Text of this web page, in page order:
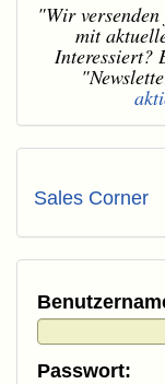
"Wir
mit
Interessiert?
Sales Corner
Passwort: